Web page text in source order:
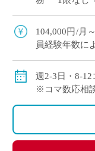
104,000円/月
員経験年数に
員経験年数に
週2-3日・8-12
※コマ数応相